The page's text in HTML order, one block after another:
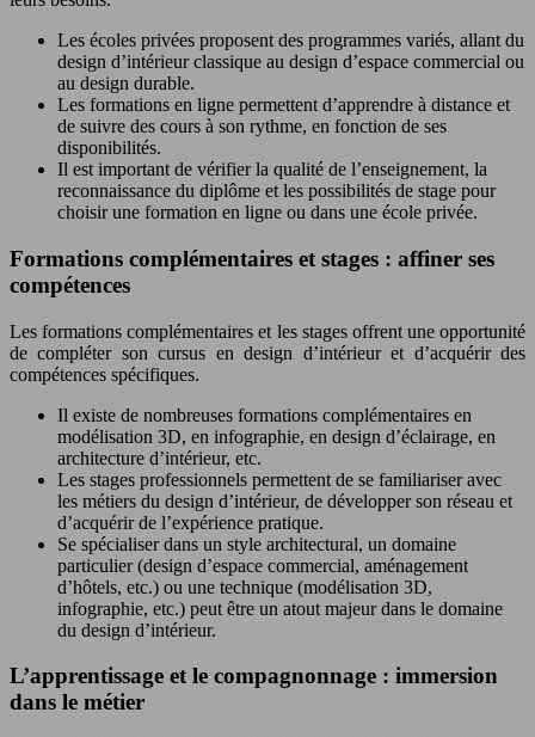
Les écoles privées proposent des programmes variés, allant du
design d’intérieur classique au design d’espace commercial ou
au design durable.
Les formations en ligne permettent d’apprendre à distance et
de suivre des cours à son rythme, en fonction de ses
disponibilités.
Il est important de vérifier la qualité de l’enseignement, la
reconnaissance du diplôme et les possibilités de stage pour
choisir une formation en ligne ou dans une école privée.
Formations complémentaires et stages : affiner ses
compétences
Les formations complémentaires et les stages offrent une opportunité
de compléter son cursus en design d’intérieur et d’acquérir des
compétences spécifiques.
Il existe de nombreuses formations complémentaires en
modélisation 3D, en infographie, en design d’éclairage, en
architecture d’intérieur, etc.
Les stages professionnels permettent de se familiariser avec
les métiers du design d’intérieur, de développer son réseau et
d’acquérir de l’expérience pratique.
Se spécialiser dans un style architectural, un domaine
particulier (design d’espace commercial, aménagement
d’hôtels, etc.) ou une technique (modélisation 3D,
infographie, etc.) peut être un atout majeur dans le domaine
du design d’intérieur.
L’apprentissage et le compagnonnage : immersion
dans le métier